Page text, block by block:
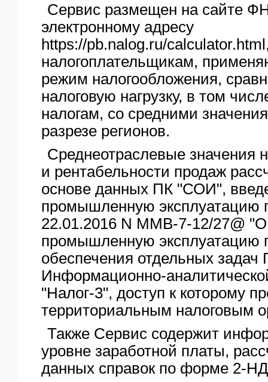
Сервис размещен на сайте
электронному адресу
https://pb.nalog.ru/
налогоплательщикам,
режим налогообложения,
налоговую нагрузку, в том
налогам, со средними
разрезе регионов.
Среднеотраслевые значения
и рентабельности продаж
основе данных ПК "СОИ",
промышленную эксплуатацию
22.01.2016 N ММВ-7-12/27@ "О
промышленную эксплуатацию
обеспечения отдельных задач
Информационно-
"Налог-3", доступ к которому
территориальным налоговым
Также Сервис содержит
уровне заработной платы,
данных справок по форме 2-